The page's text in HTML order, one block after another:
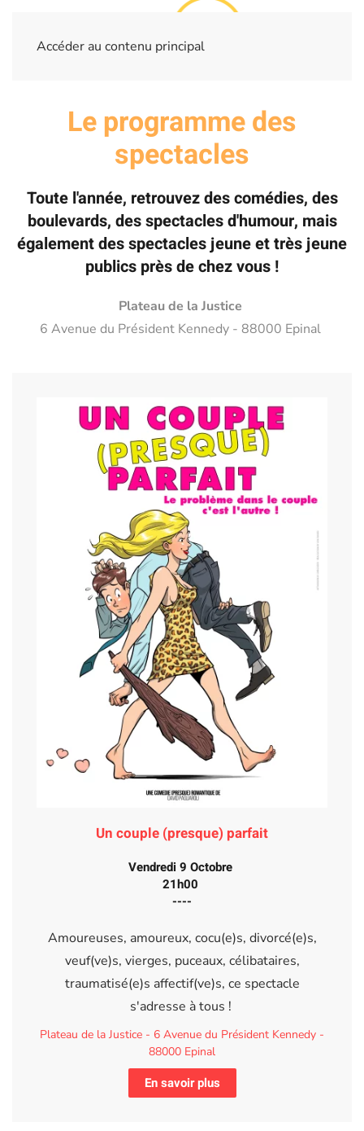
Accéder au contenu principal
Le programme des
spectacles
Toute l'année, retrouvez des comédies, des
boulevards, des spectacles d'humour, mais
également des spectacles jeune et très jeune
publics près de chez vous !
Plateau de la Justice
6 Avenue du Président Kennedy - 88000 Epinal
Un couple (presque) parfait
Vendredi 9 Octobre
21h00
----
Amoureuses, amoureux, cocu(e)s, divorcé(e)s,
veuf(ve)s, vierges, puceaux, célibataires,
traumatisé(e)s affectif(ve)s, ce spectacle
s'adresse à tous !
Plateau de la Justice - 6 Avenue du Président Kennedy -
88000 Epinal
En savoir plus